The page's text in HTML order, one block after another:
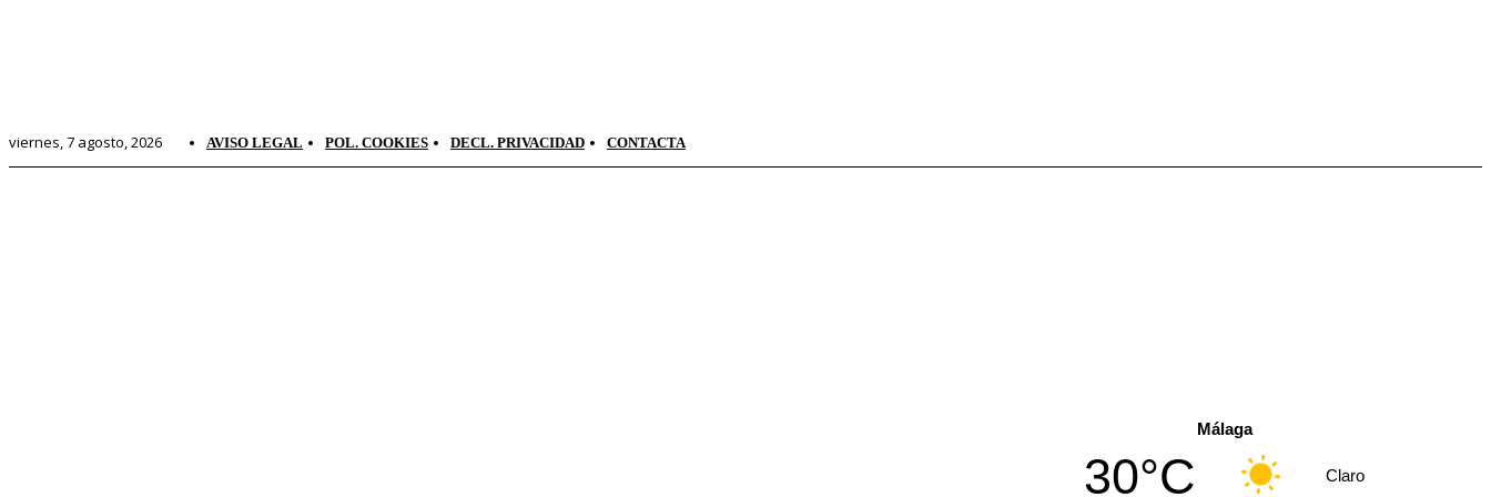
viernes, 7 agosto, 2026 AVISO LEGAL POL. COOKIES DECL. PRIVACIDAD CONTACTA
Málaga
30°C Claro